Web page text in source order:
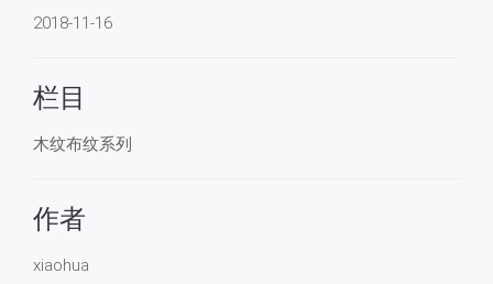
2018-11-16
栏目
木纹布纹系列
作者
xiaohua